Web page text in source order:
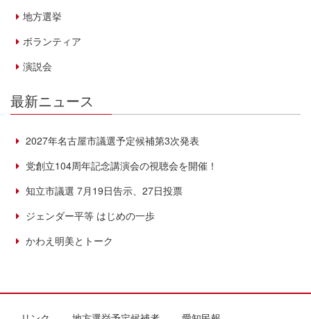
地方選挙
ボランティア
演説会
最新ニュース
2027年名古屋市議選予定候補第3次発表
党創立104周年記念講演会の視聴会を開催！
知立市議選 7月19日告示、27日投票
ジェンダー平等 はじめの一歩
かわえ明美とトーク